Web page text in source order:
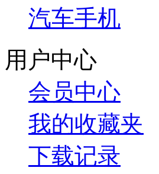
汽车手机
用户中心
会员中心
我的收藏夹
下载记录